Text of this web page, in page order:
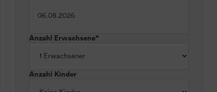
Anzahl Erwachsene*
Anzahl Kinder